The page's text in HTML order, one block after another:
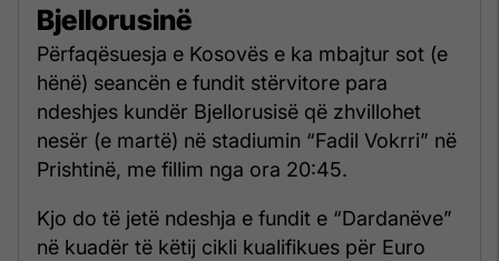
Bjellorusinë
Përfaqësuesja e Kosovës e ka mbajtur sot (e
hënë) seancën e fundit stërvitore para
ndeshjes kundër Bjellorusisë që zhvillohet
nesër (e martë) në stadiumin “Fadil Vokrri” në
Prishtinë, me fillim nga ora 20:45.
Kjo do të jetë ndeshja e fundit e “Dardanëve”
në kuadër të këtij cikli kualifikues për Euro